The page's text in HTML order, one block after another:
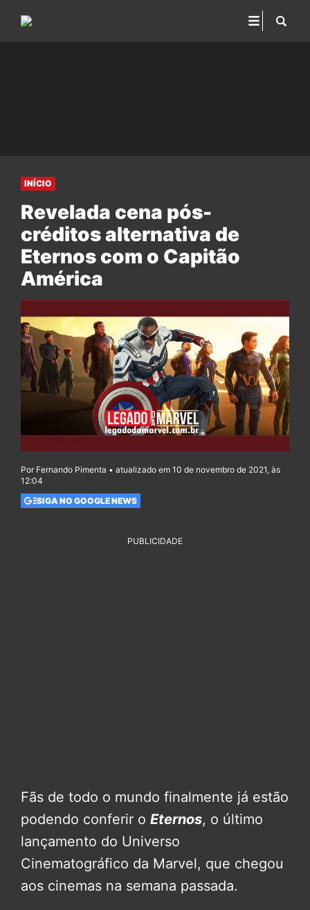
INÍCIO
Revelada cena pós-
créditos alternativa de
Eternos com o Capitão
América
Por Fernando Pimenta • atualizado em 10 de novembro de 2021, às
12:04
SIGA NO GOOGLE NEWS
PUBLICIDADE
Fãs de todo o mundo finalmente já estão
podendo conferir o Eternos, o último
lançamento do Universo
Cinematográfico da Marvel, que chegou
aos cinemas na semana passada.